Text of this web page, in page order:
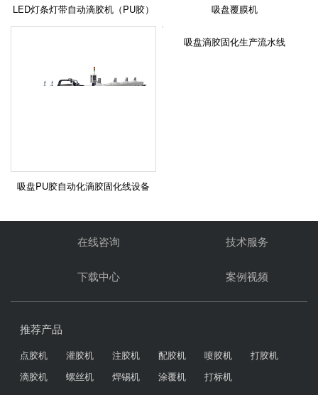
LED灯条灯带自动滴胶机（PU胶） 吸盘覆膜机
吸盘PU胶自动化滴胶固化线设备
吸盘滴胶固化生产流水线
在线咨询 技术服务
下载中心 案例视频
推荐产品
点胶机 灌胶机 注胶机 配胶机 喷胶机
打胶机
滴胶机
螺丝机 焊锡机 涂覆机 打标机